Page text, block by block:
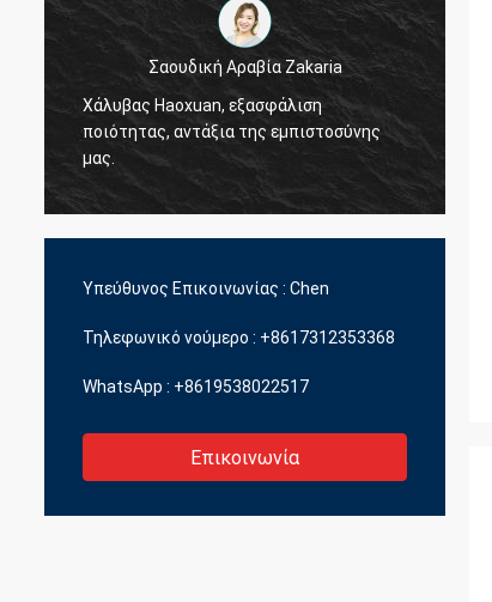
Σαουδική Αραβία Zakaria
Χάλυβας Haoxuan, εξασφάλιση
ποιότητας, αντάξια της εμπιστοσύνης
μας.
Υπεύθυνος Επικοινωνίας : Chen
Τηλεφωνικό νούμερο : +8617312353368
WhatsApp : +8619538022517
Επικοινωνία